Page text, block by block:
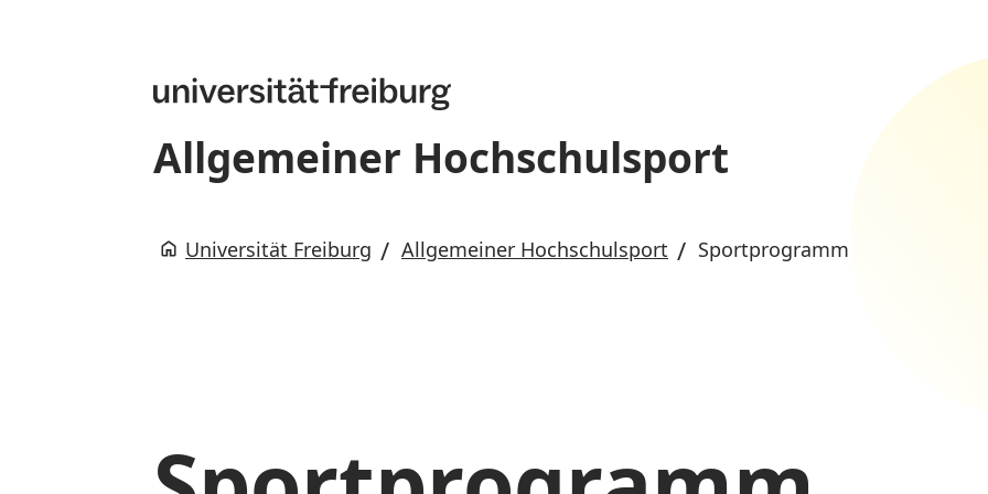
Allgemeiner Hochschulsport
Universität Freiburg Allgemeiner Hochschulsport Sportprogramm